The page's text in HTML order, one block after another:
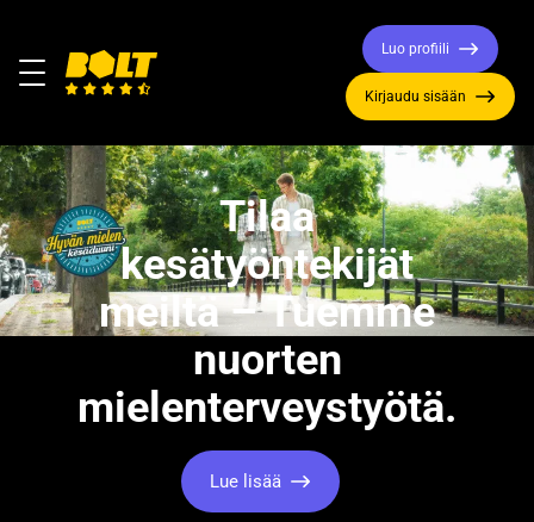
Valikko
etusivulle
Luo profiili
Kirjaudu sisään
Tilaa
kesätyöntekijät
meiltä – Tuemme
nuorten
mielenterveystyötä.
Lue lisää